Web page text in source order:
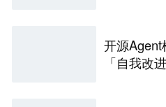
开源Agent
「自我改